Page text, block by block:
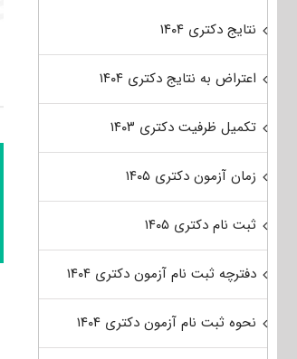
نتایج دکتری ۱۴۰۴
اعتراض به نتایج دکتری ۱۴۰۴
تکمیل ظرفیت دکتری ۱۴۰۳
زمان آزمون دکتری ۱۴۰۵
ثبت نام دکتری ۱۴۰۵
دفترچه ثبت نام آزمون دکتری ۱۴۰۴
نحوه ثبت نام آزمون دکتری ۱۴۰۴